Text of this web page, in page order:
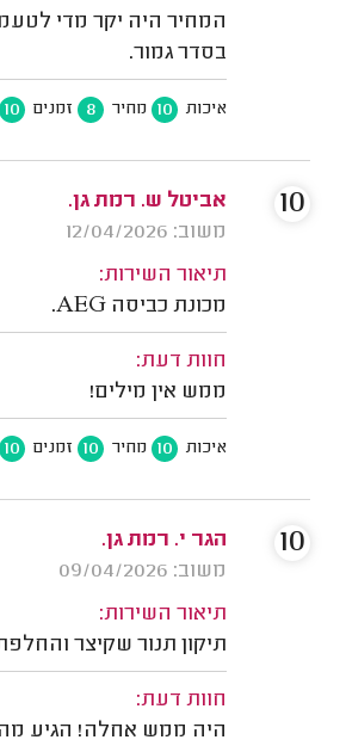
המחיר היה יקר מדי
בסדר גמור.
איכות 10 מחיר 8 זמנים 10
אביטל ש. רמת גן.
משוב: 12/04/2026
תיאור השירות:
מכונת כביסה AEG.
חוות דעת:
ממש אין מילים!
איכות 10 מחיר 10 זמנים 10
10
הגר י. רמת גן.
משוב: 09/04/2026
תיאור השירות:
תיקון תנור שקיצר
חוות דעת:
היה ממש אחלה! הגיע
10